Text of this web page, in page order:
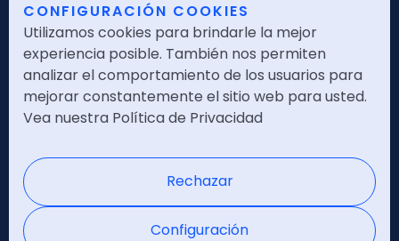
Transporte general
Transporte ADR
Transporte frigorífico
Partners
CONFIGURACIÓN COOKIES
Utilizamos cookies para brindarle la mejor
experiencia posible. También nos permiten
analizar el comportamiento de los usuarios para
mejorar constantemente el sitio web para usted.
Vea nuestra Política de Privacidad
Rechazar
Configuración